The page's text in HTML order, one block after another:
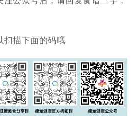
扫描下面的码哦